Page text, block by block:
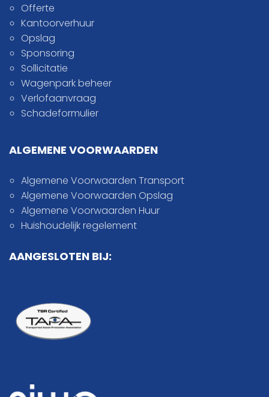
Offerte
Kantoorverhuur
Opslag
Sponsoring
Sollicitatie
Wagenpark beheer
Verlofaanvraag
Schadeformulier
ALGEMENE VOORWAARDEN
Algemene Voorwaarden Transport
Algemene Voorwaarden Opslag
Algemene Voorwaarden Huur
Huishoudelijk regelement
AANGESLOTEN BIJ: